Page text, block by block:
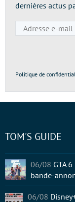
dernières actus
Politique de
TOM'S GUIDE
06/08 GTA
bande-
06/08